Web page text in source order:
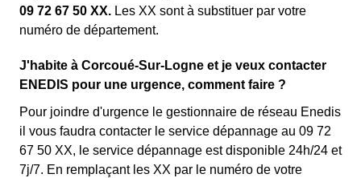
09 72 67 50 XX. Les XX sont à substituer par votre
numéro de département.
J'habite à Corcoué-Sur-Logne et je veux contacter
ENEDIS pour une urgence, comment faire ?
Pour joindre d'urgence le gestionnaire de réseau Enedis
il vous faudra contacter le service dépannage au 09 72
67 50 XX, le service dépannage est disponible 24h/24 et
7j/7. En remplaçant les XX par le numéro de votre